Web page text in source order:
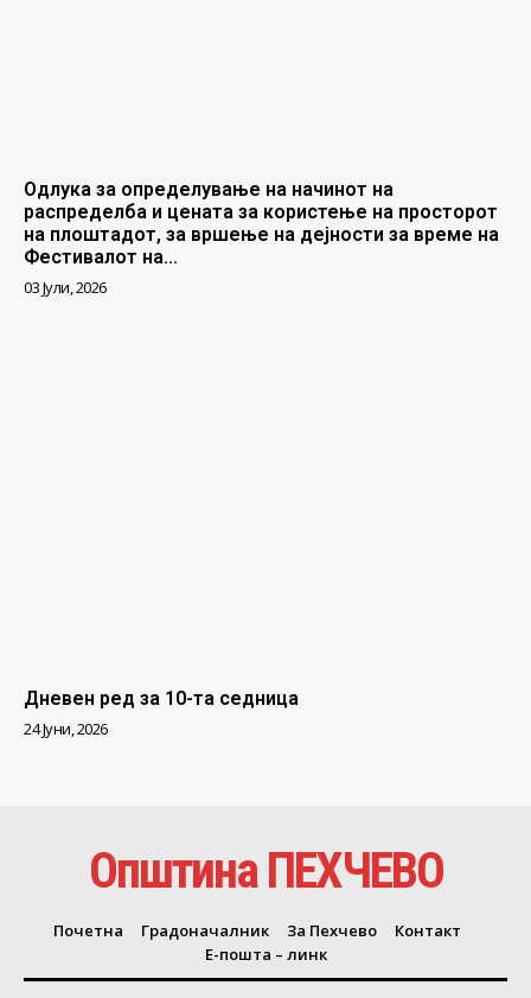
Одлука за определување на начинот на
распределба и цената за користење на просторот
на плоштадот, за вршење на дејности за време на
Фестивалот на...
03 Јули, 2026
Дневен ред за 10-та седница
24 Јуни, 2026
Општина ПЕХЧЕВО
Почетна Градоначалник За Пехчево
Контакт
Е-пошта – линк